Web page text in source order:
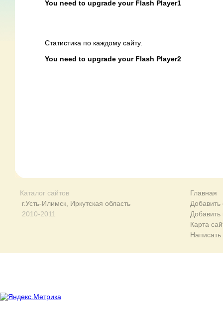
You need to upgrade your Flash Player1
Статистика по каждому сайту.
You need to upgrade your Flash Player2
Каталог сайтов
г.Усть-Илимск, Иркутская область
2010-2011
Главная
Добавить
Карта